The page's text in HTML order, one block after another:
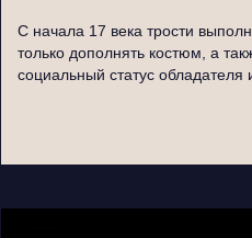
С начала 17 века трости
только дополнять костюм, а
социальный статус